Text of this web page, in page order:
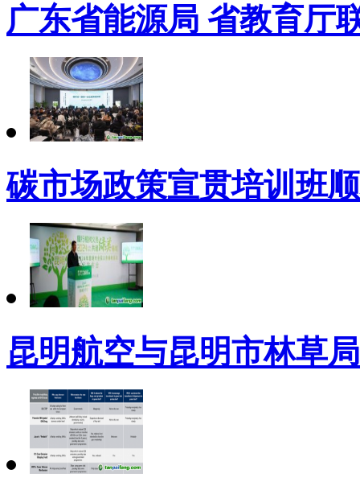
广东省能源局 省教育厅
碳市场政策宣贯培训班
昆明航空与昆明市林草